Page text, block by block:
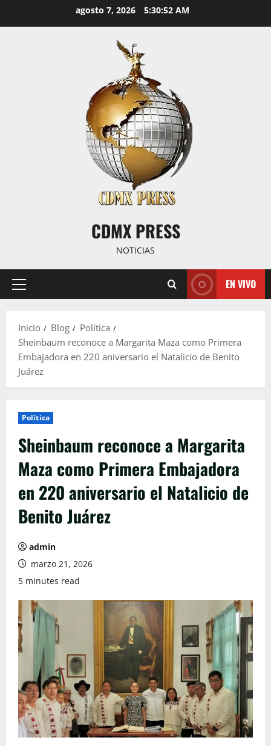
agosto 7, 2026 5:30:53 AM
CDMX PRESS
NOTICIAS
Menú
EN VIVO
Inicio Blog
Política
Sheinbaum reconoce a Margarita Maza como Primera
Embajadora en 220 aniversario el Natalicio de Benito
Juárez
Política
Sheinbaum reconoce a Margarita
Maza como Primera Embajadora
en 220 aniversario el Natalicio de
Benito Juárez
admin
marzo 21, 2026
5 minutes read